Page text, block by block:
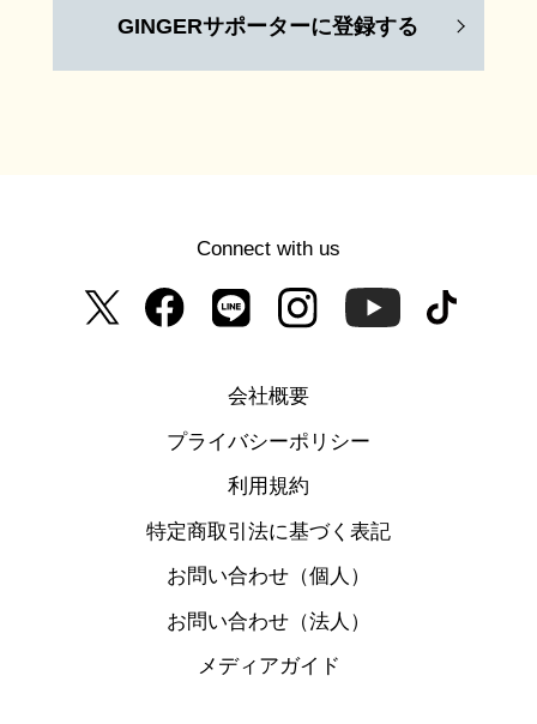
GINGERサポーターに登録する
Connect with us
会社概要
プライバシーポリシー
利用規約
特定商取引法に基づく表記
お問い合わせ（個人）
お問い合わせ（法人）
メディアガイド